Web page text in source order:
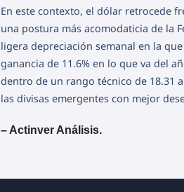
En este contexto, el dólar retrocede
una postura más acomodaticia de la
ligera depreciación semanal en la
ganancia de 11.6% en lo que va del
dentro de un rango técnico de 18.31
las divisas emergentes con mejor
– Actinver Análisis.